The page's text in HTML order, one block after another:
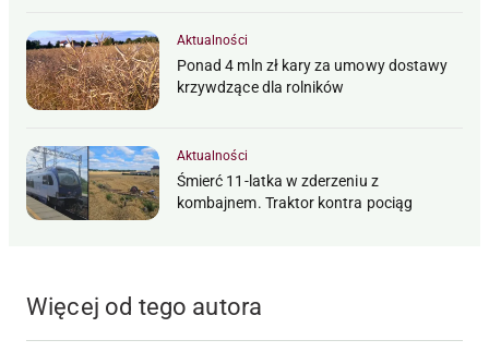
Aktualności
Ponad 4 mln zł kary za umowy dostawy
krzywdzące dla rolników
Aktualności
Śmierć 11-latka w zderzeniu z
kombajnem. Traktor kontra pociąg
Więcej od tego autora